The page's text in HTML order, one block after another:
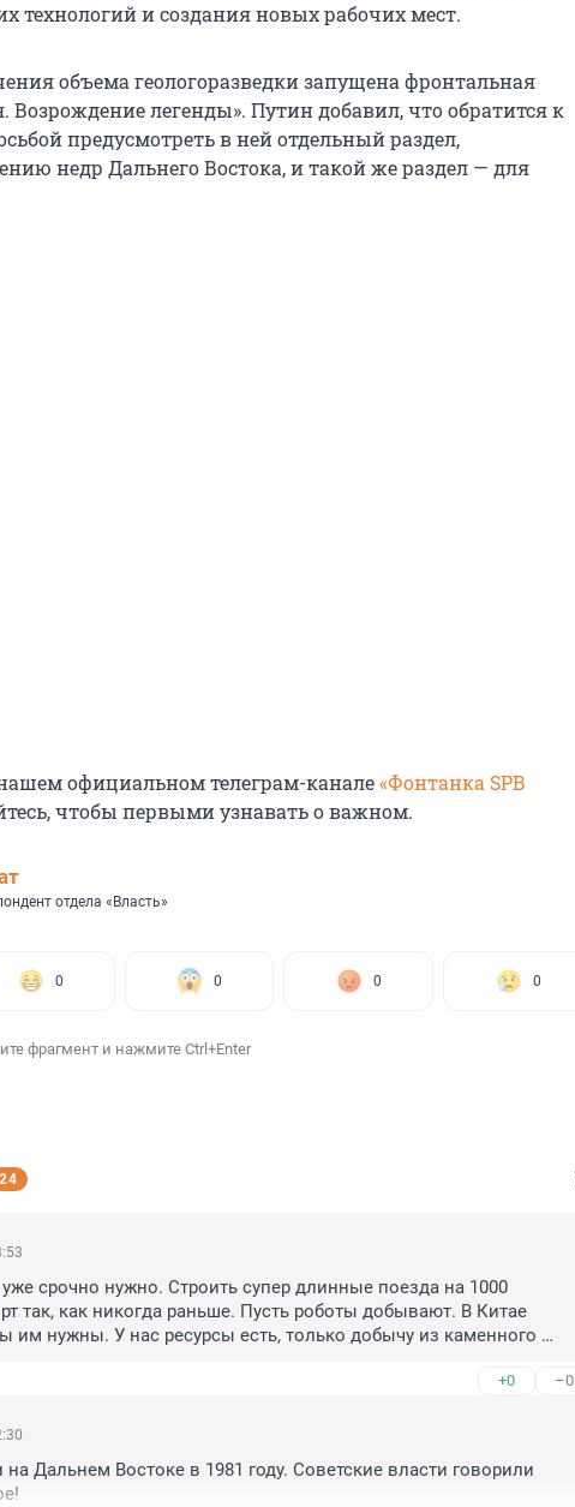
технологий и создания новых рабочих мест.
объема геологоразведки запущена фронтальная
Возрождение легенды». Путин добавил, что обратится к
предусмотреть в ней отдельный раздел,
недр Дальнего Востока, и такой же раздел — для
официальном телеграм-канале«Фонтанка SPB
чтобы первыми узнавать о важном.
отдела «Власть»
0 0 0 0
фрагмент и нажмите Ctrl+Enter
24
срочно нужно. Строить супер длинные поезда на 1000
так, как никогда раньше. Пусть роботы добывают. В Китае
им нужны. У нас ресурсы есть, только добычу из каменного
+0 –0
на Дальнем Востоке в 1981 году. Советские власти говорили